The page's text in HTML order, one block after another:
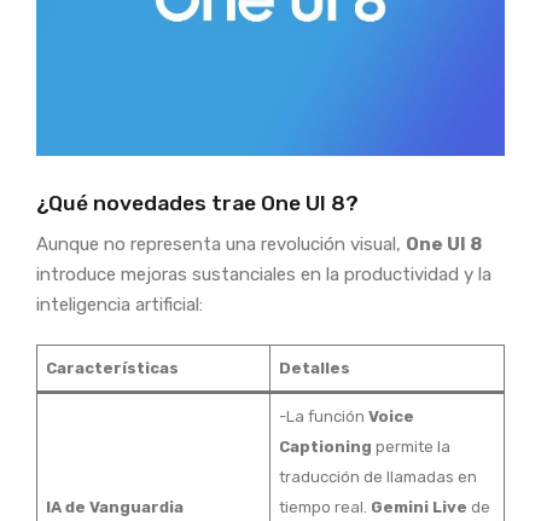
¿Qué novedades trae One UI 8?
Aunque no representa una revolución visual, One UI 8
introduce mejoras sustanciales en la productividad y la
inteligencia artificial:
Características Detalles
IA de Vanguardia
-La función Voice
Captioning permite la
traducción de llamadas en
tiempo real. Gemini Live de